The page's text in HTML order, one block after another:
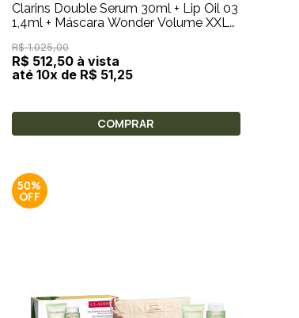
Clarins Double Serum 30ml + Lip Oil 03
1,4ml + Máscara Wonder Volume XXL
R$ 1.025,00
R$ 512,50 à vista
até 10x de R$ 51,25
COMPRAR
50%